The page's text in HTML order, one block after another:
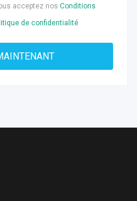
acceptez nos Conditions
de confidentialité